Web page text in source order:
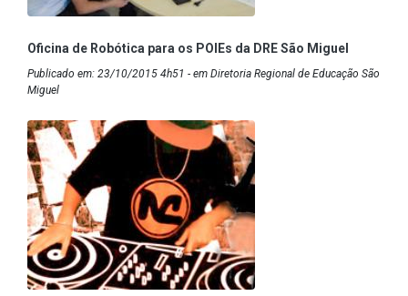
Oficina de Robótica para os POIEs da DRE São Miguel
Publicado em: 23/10/2015 4h51 - em Diretoria Regional de Educação São
Miguel